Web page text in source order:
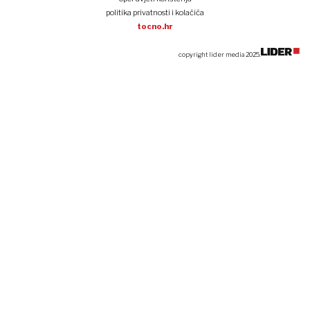
politika privatnosti i kolačića
tocno.hr
copyright lider media 2025.